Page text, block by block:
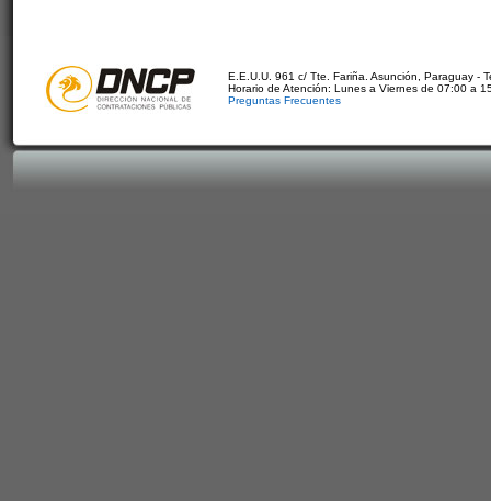
E.E.U.U. 961 c/ Tte. Fariña. Asunción, Paraguay -
Horario de Atención: Lunes a Viernes de 07:00 a
Preguntas Frecuentes